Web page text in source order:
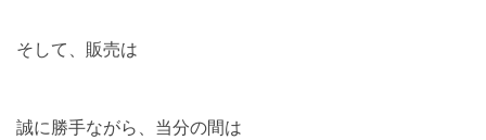
そして、販売は
誠に勝手ながら、当分の間は